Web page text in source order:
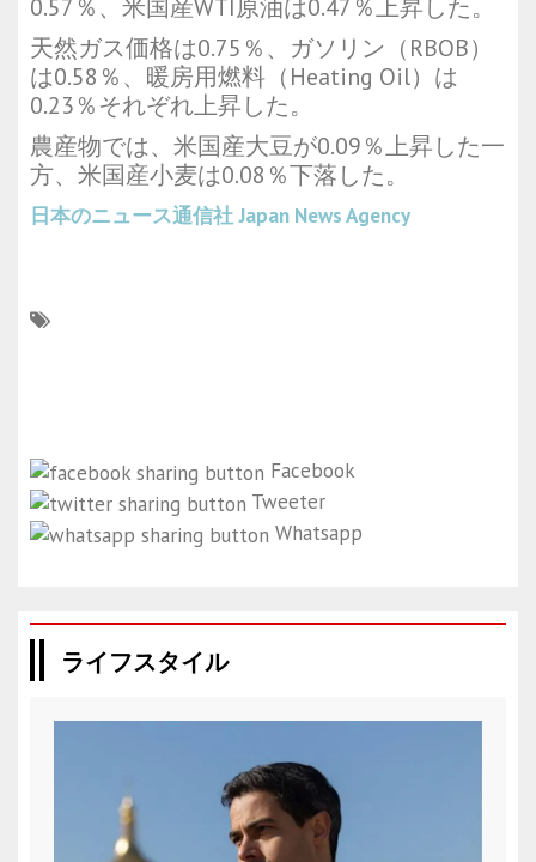
0.57％、米国産WTI原油は0.47％上昇した。
天然ガス価格は0.75％、ガソリン（RBOB）
は0.58％、暖房用燃料（Heating Oil）は
0.23％それぞれ上昇した。
農産物では、米国産大豆が0.09％上昇した一
方、米国産小麦は0.08％下落した。
日本のニュース通信社 Japan News Agency
Facebook
Tweeter
Whatsapp
ライフスタイル